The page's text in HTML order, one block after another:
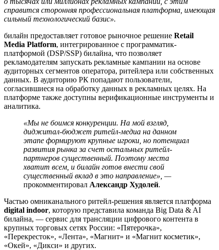
справится сторонняя профессиональная платформа, имеющая
сильный технологический базис».
билайн предоставляет готовое рыночное решение Retail
Media Platform, интегрированное с программатик-
платформой (DSP/SSP) билайна, что позволяет
рекламодателям запускать рекламные кампании на основе
аудиторных сегментов оператора, ритейлера или собственных
данных. В аудиторию РК попадают пользователи,
согласившиеся на обработку данных в рекламных целях. На
платформе также доступны верификационные инструменты и
аналитика.
«Мы не боимся конкуренции. На мой взгляд,
диджитал-бюджет ритейл-медиа на данном
этапе формируют крупные игроки, но потенциал
развития рынка за счет остальных ритейл-
партнеров существенный. Поэтому места
хватит всем, и билайн готов внести свой
существенный вклад в это направление», —
прокомментировал Александр Худолей.
Частью омниканального ритейл-решения является платформа
digital indoor, которую представила команда Big Data & AI
билайна, — сервис для трансляции цифрового контента в
крупных торговых сетях России: «Пятерочка»,
«Перекресток», «Лента», «Магнит» и «Магнит косметик»,
«Окей», «Дикси» и других.